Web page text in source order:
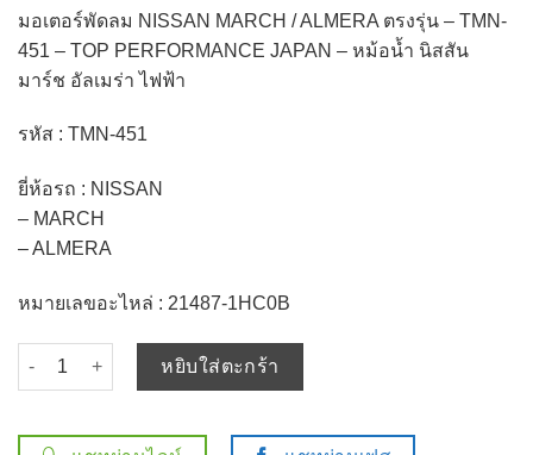
มอเตอร์พัดลม NISSAN MARCH / ALMERA ตรงรุ่น – TMN-
451 – TOP PERFORMANCE JAPAN – หม้อน้ำ นิสสัน
มาร์ช อัลเมร่า ไฟฟ้า
รหัส : TMN-451
ยี่ห้อรถ : NISSAN
– MARCH
– ALMERA
หมายเลขอะไหล่ : 21487-1HC0B
จำนวน มอเตอร์พัดลม NISSAN MARCH / ALMERA ตรงรุ่น - TMN-
หยิบใส่ตะกร้า